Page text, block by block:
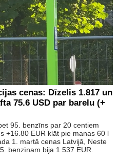
cenas: Dīzelis 1.817 un
75.6 USD par barelu (+
95. benzīns par 20 centiem
+16.80 EUR klāt pie manas 60 l
1. martā cenas Latvijā, Neste
benzīnam bija 1.537 EUR.